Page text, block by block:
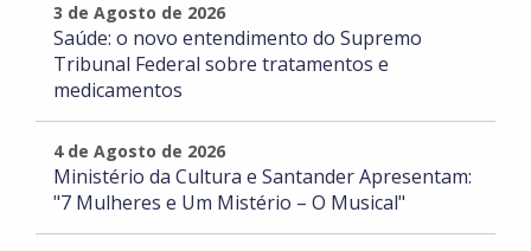
3 de Agosto de 2026
Saúde: o novo entendimento do Supremo
Tribunal Federal sobre tratamentos e
medicamentos
4 de Agosto de 2026
Ministério da Cultura e Santander Apresentam:
"7 Mulheres e Um Mistério – O Musical"